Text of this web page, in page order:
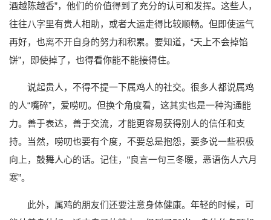
酒越陈越香”，他们的价值得到了充分的认可和发挥。这些人，
往往八字里有贵人相助，或者大运走得比较顺畅。但即使运气
再好，也离不开自身的努力和积累。要知道，“天上不会掉馅
饼”，即使掉了，也得看你能不能接得住。
说起贵人，不得不提一下属鸡人的社交。很多人都说属鸡
的人“嘴碎”，爱唠叨。但换个角度看，这其实也是一种沟通能
力。善于表达，善于交流，才能更容易获得别人的信任和支
持。当然，唠叨也要有个度，不要总是抱怨，要多说一些积极
向上，鼓舞人心的话。记住，“良言一句三冬暖，恶语伤人六月
寒”。
此外，属鸡的朋友们还要注意身体健康。年轻的时候，可